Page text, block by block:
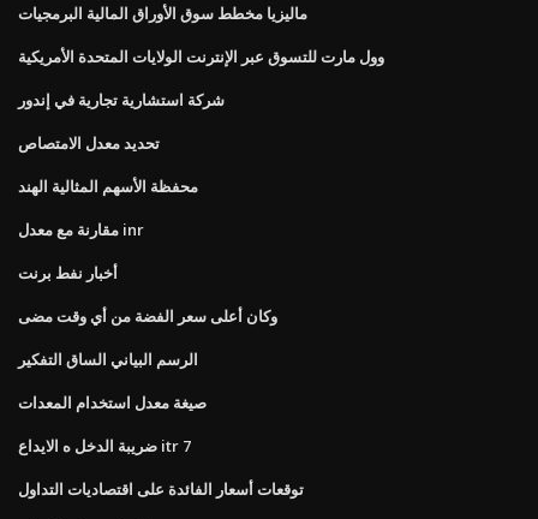
ماليزيا مخطط سوق الأوراق المالية البرمجيات
وول مارت للتسوق عبر الإنترنت الولايات المتحدة الأمريكية
شركة استشارية تجارية في إندور
تحديد معدل الامتصاص
محفظة الأسهم المثالية الهند
مقارنة مع معدل inr
أخبار نفط برنت
وكان أعلى سعر الفضة من أي وقت مضى
الرسم البياني الساق التفكير
صيغة معدل استخدام المعدات
ضريبة الدخل ه الايداع itr 7
توقعات أسعار الفائدة على اقتصاديات التداول